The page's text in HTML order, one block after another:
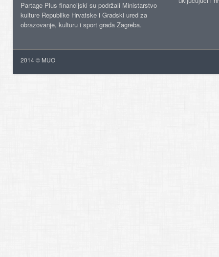
Partage Plus financijski su podržali Ministarstvo
kulture Republike Hrvatske i Gradski ured za
obrazovanje, kulturu i sport grada Zagreba.
2014 © MUO